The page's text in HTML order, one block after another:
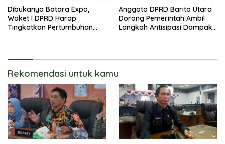
Dibukanya Batara Expo,
Waket I DPRD Harap
Tingkatkan Pertumbuhan
Anggota DPRD Barito Utara
Dorong Pemerintah Ambil
Langkah Antisipasi Dampak
Rekomendasi untuk kamu